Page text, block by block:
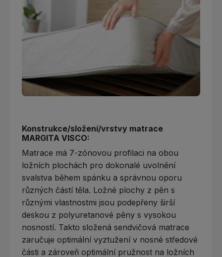
Konstrukce/složení/vrstvy matrace
MARGITA VISCO:
Matrace má 7-zónovou profilaci na obou
ložních plochách pro dokonalé uvolnění
svalstva během spánku a správnou oporu
různých částí těla. Ložné plochy z pěn s
různými vlastnostmi jsou podepřeny širší
deskou z polyuretanové pěny s vysokou
nosností. Takto složená sendvičová matrace
zaručuje optimální vyztužení v nosné středové
části a zároveň optimální pružnost na ložních